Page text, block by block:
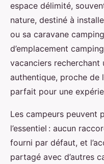
espace délimité,
nature, destiné à
ou sa caravane
d’emplacement
vacanciers recherchant
authentique, proche de
parfait pour une
Les campeurs peuvent
l’essentiel : aucun
fourni par défaut, et
partagé avec d’autres